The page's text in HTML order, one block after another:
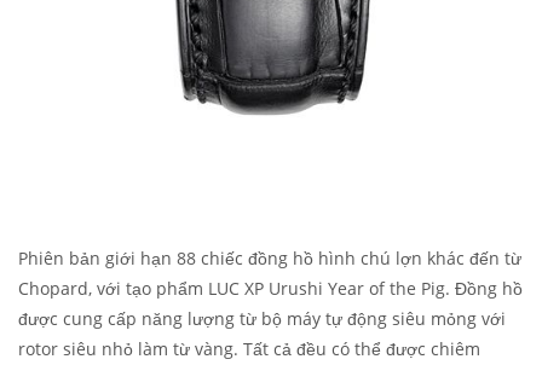
Phiên bản giới hạn 88 chiếc đồng hồ hình chú lợn khác đến từ
Chopard, với tạo phẩm LUC XP Urushi Year of the Pig. Đồng hồ
được cung cấp năng lượng từ bộ máy tự động siêu mỏng với
rotor siêu nhỏ làm từ vàng. Tất cả đều có thể được chiêm